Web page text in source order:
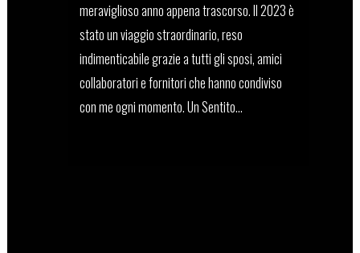
meraviglioso anno appena trascorso. Il 2023 è
stato un viaggio straordinario, reso
indimenticabile grazie a tutti gli sposi, amici
collaboratori e fornitori che hanno condiviso
con me ogni momento. Un Sentito...